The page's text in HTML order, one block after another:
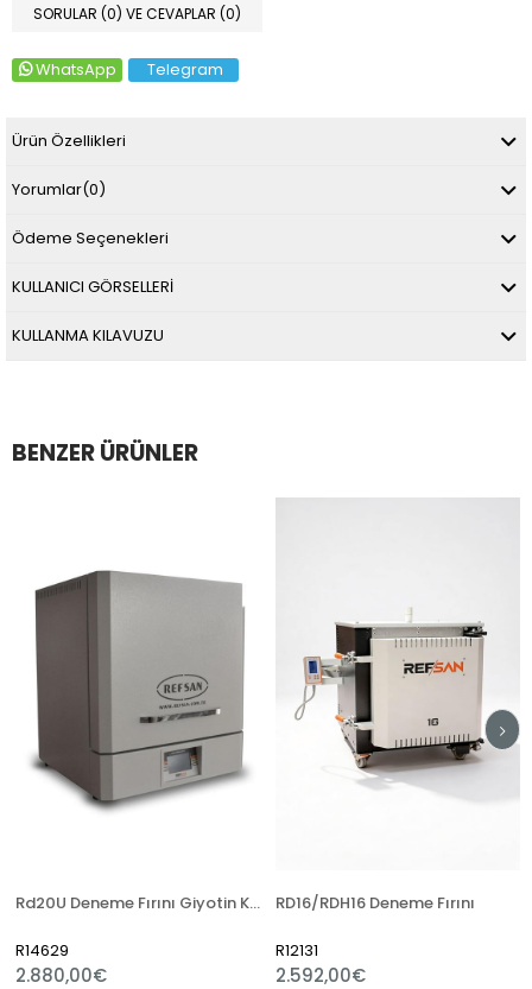
SORULAR (0) VE CEVAPLAR (0)
WhatsApp Telegram
Ürün Özellikleri
Yorumlar(0)
Ödeme Seçenekleri
KULLANICI GÖRSELLERİ
KULLANMA KILAVUZU
BENZER ÜRÜNLER
Rd20U Deneme Fırını Giyotin Kapak
R14629
2.880,00€
RD16/RDH16 Deneme Fırını
R12131
2.592,00€